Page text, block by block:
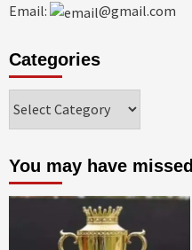
Email:
@gmail.com
Categories
You may have missed